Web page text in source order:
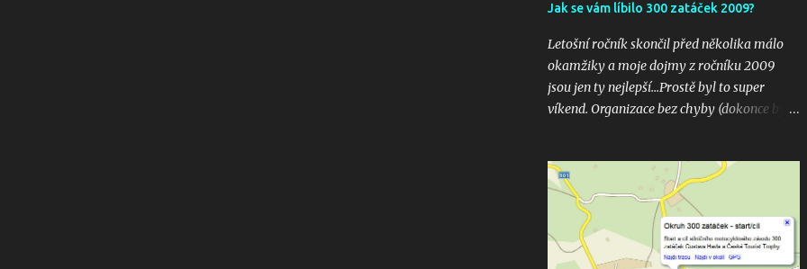
Jak se vám líbilo 300 zatáček 2009?
Letošní ročník skončil před několika málo
okamžiky a moje dojmy z ročníku 2009
jsou jen ty nejlepší...Prostě byl to super
víkend. Organizace bez chyby (dokonce bylo
žádná velká nehoda pokud vím a hlavně
překrásné souboje hned v několika
kubaturách. Máte fotky, videa ? Pošlete mi
odkaz na email 300zatacek@gmail.com a
podělte se s ostatními, budou uveřejněny na